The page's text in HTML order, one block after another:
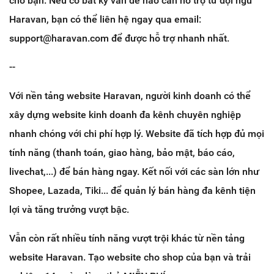
Haravan, bạn có thể liên hệ ngay qua email:
support@haravan.com để được hỗ trợ nhanh nhất.
--
Với nền tảng website Haravan, người kinh doanh có thể
xây dựng website kinh doanh đa kênh chuyên nghiệp
nhanh chóng với chi phí hợp lý. Website đã tích hợp đủ mọi
tính năng (thanh toán, giao hàng, bảo mật, báo cáo,
livechat,...) để bán hàng ngay. Kết nối với các sàn lớn như
Shopee, Lazada, Tiki... để quản lý bán hàng đa kênh tiện
lợi và tăng trưởng vượt bậc.
Vẫn còn rất nhiều tính năng vượt trội khác từ nền tảng
website Haravan. Tạo website cho shop của bạn và trải